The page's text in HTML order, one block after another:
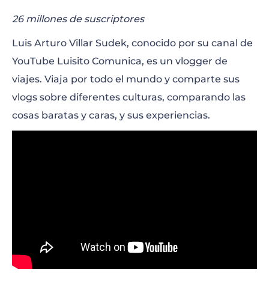
26 millones de suscriptores
Luis Arturo Villar Sudek, conocido por su canal de
YouTube Luisito Comunica, es un vlogger de
viajes. Viaja por todo el mundo y comparte sus
vlogs sobre diferentes culturas, comparando las
cosas baratas y caras, y sus experiencias.